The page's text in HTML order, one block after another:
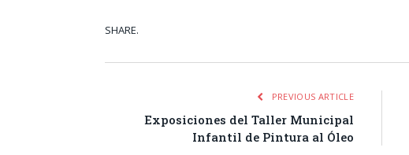
SHARE.
PREVIOUS ARTICLE
Exposiciones del Taller Municipal
Infantil de Pintura al Óleo